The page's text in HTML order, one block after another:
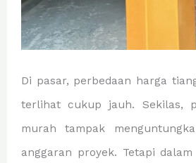
Di pasar, perbedaan harga
terlihat cukup jauh. Sekilas,
murah tampak
anggaran proyek. Tetapi